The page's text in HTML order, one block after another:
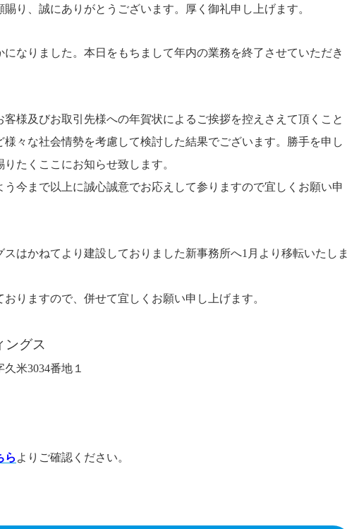
り、誠にありがとうございます。厚く御礼申し上げます。
になりました。本日をもちまして年内の業務を終了させていただき
様及びお取引先様への年賀状によるご挨拶を控えさえて頂くこと
様々な社会情勢を考慮して検討した結果でございます。勝手を申し
たくここにお知らせ致します。
う今まで以上に誠心誠意でお応えして参りますので宜しくお願い申
スはかねてより建設しておりました新事務所へ1月より移転いたしま
りますので、併せて宜しくお願い申し上げます。
ングス
米3034番地１
ら よりご確認ください。